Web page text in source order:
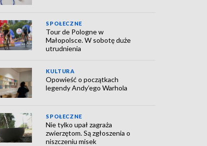
SPOŁECZNE
Tour de Pologne w
Małopolsce. W sobotę duże
utrudnienia
KULTURA
Opowieść o początkach
legendy Andy’ego Warhola
SPOŁECZNE
Nie tylko upał zagraża
zwierzętom. Są zgłoszenia o
niszczeniu misek